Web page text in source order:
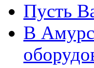
Пусть
В